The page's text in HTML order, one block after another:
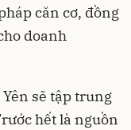
căn cơ, đồng
doanh
sẽ tập trung
hết là nguồn